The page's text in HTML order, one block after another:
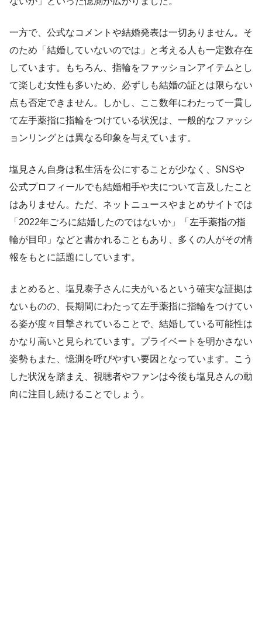
一方で、公式なコメントや結婚発表は一切ありません。そ
のため「結婚していないのでは」と考える人も一定数存在
しています。もちろん、指輪をファッションアイテムとし
て楽しむ女性も多いため、必ずしも結婚の証とは限らない
点も否定できません。しかし、ここ数年にわたって一貫し
て左手薬指に指輪をつけている状況は、一般的なファッシ
ョンリングとは異なる印象を与えています。
塩見さん自身は私生活を公にすることが少なく、SNSや
公式プロフィールでも結婚相手や夫について言及したこと
はありません。ただ、ネットニュースやまとめサイトでは
「2022年ごろに結婚したのではないか」「左手薬指の指
輪が目印」などと書かれることもあり、多くの人がその情
報をもとに話題にしています。
まとめると、塩見泰子さんに夫がいるという確実な証拠は
ないものの、長期間にわたって左手薬指に指輪をつけてい
る姿が度々目撃されていることで、結婚している可能性は
かなり高いと見られています。プライベートを明かさない
姿勢もまた、憶測を呼びやすい要因となっています。こう
した状況を踏まえ、視聴者やファンは今後も塩見さんの動
向に注目し続けることでしょう。